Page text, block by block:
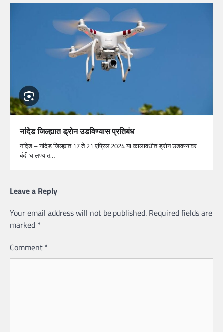
नांदेड जिल्ह्यात ड्रोन उडविण्यास प्रतिबंध
नांदेड – नांदेड जिल्ह्यात 17 ते 21 एप्रिल 2024 या कालावधीत ड्रोन उडवण्यावर
बंदी घालण्यात…
Leave a Reply
Your email address will not be published. Required fields are
marked *
Comment *